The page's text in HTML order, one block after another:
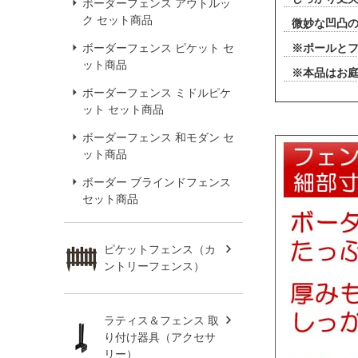
ボーダーフェンス アウトルッ
ク セット商品
ボーダーフェンス ピケット セ
ット商品
ボーダーフェンス ミドルピケ
ット セット商品
ボーダーフェンス 和モダン セ
ット商品
ボーダー ブラインドフェンス
セット商品
ピケットフェンス（カ
ントリーフェンス）
ラティス＆フェンス 取
り付け器具（アクセサ
リー）
微妙な凹凸
※ポールと
※本品はお